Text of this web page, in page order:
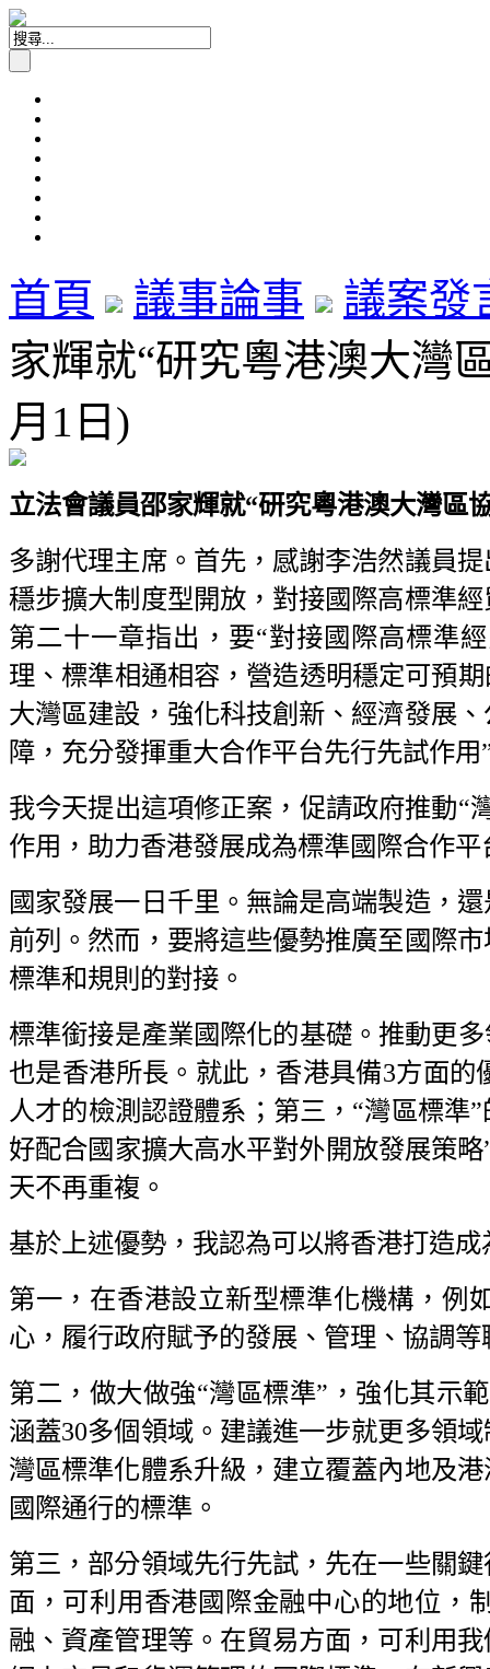
首頁 議事論事
議案發
家輝就“研究粵港澳大灣
月1日)
立法會議員邵家輝就“研究粵港澳大灣區
多謝代理主席。首先，感謝李浩然議員
穩步擴大制度型開放，對接國際高標準
第二十一章指出，要“對接國際高標準
理、標準相通相容，營造透明穩定可預
大灣區建設，強化科技創新、經濟發展
障，充分發揮重大合作平台先行先試作用
我今天提出這項修正案，促請政府推動“
作用，助力香港發展成為標準國際合作
國家發展一日千里。無論是高端製造，
前列。然而，要將這些優勢推廣至國際
標準和規則的對接。
標準銜接是產業國際化的基礎。推動更
也是香港所長。就此，香港具備3方面
人才的檢測認證體系；第三，“灣區標準
好配合國家擴大高水平對外開放發展策
天不再重複。
基於上述優勢，我認為可以將香港打造
第一，在香港設立新型標準化機構，例
心，履行政府賦予的發展、管理、協調等
第二，做大做強“灣區標準”，強化其示
涵蓋30多個領域。建議進一步就更多領
灣區標準化體系升級，建立覆蓋內地及
國際通行的標準。
第三，部分領域先行先試，先在一些關
面，可利用香港國際金融中心的地位，
融、資產管理等。在貿易方面，可利用